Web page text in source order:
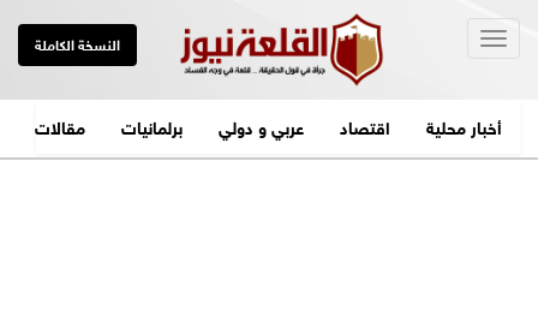
النسخة الكاملة
أخبار محلية اقتصاد عربي و دولي برلمانيات مقالات